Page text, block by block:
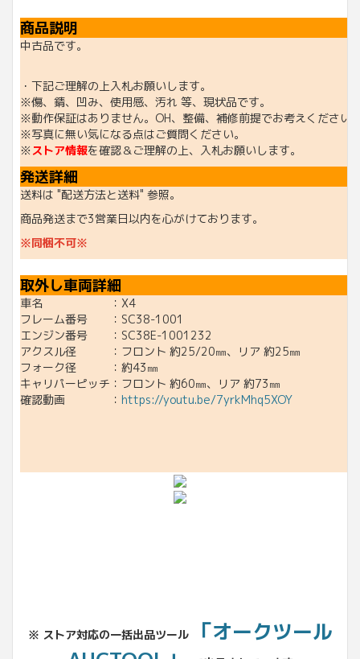
商品説明
中古品です。
・下記ご理解の上入札お願いします。
※傷、錆、凹み、使用感、汚れ 等、現状品です。
※動作保証はありません。OH、整備、補修前提でお考えください
※写真に無い気になる点はご質問ください。
※ストア情報を確認＆ご理解の上、入札お願いします。
発送詳細
送料は "配送方法と送料" 参照。
商品発送まで3営業日以内を心がけております。
※同梱不可※
取外し車両詳細
車名 ：X4
フレーム番号 ：SC38-1001
エンジン番号 ：SC38E-1001232
アクスル径 ：フロント 約25/20㎜、リア 約25㎜
フォーク径 ：約43㎜
キャリパーピッチ：フロント 約60㎜、リア 約73㎜
確認動画 ： https://youtu.be/7yrkMhq5XOY
※ ストア対応の一括出品ツール
「オークツール